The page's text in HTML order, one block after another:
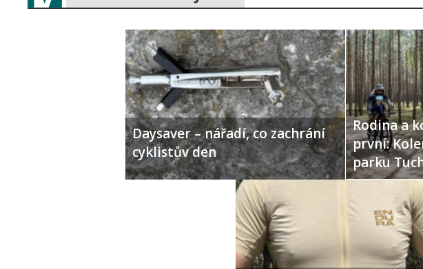
Daysaver – nářadí, co zachrání
cyklistův den
Rodina a
první:
parku